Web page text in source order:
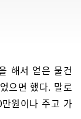
해서 얻은 물건
으면 했다. 말로
원이나 주고 가